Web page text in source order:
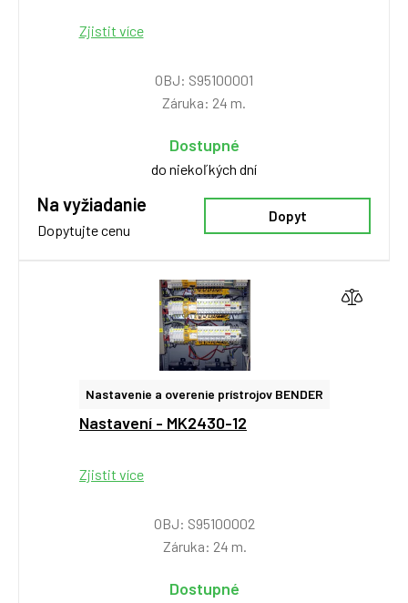
Zjistit více
OBJ: S95100001
Záruka: 24 m.
Dostupné
do niekoľkých dní
Na vyžiadanie
Dopytujte cenu
Dopyt
Nastavenie a overenie prístrojov BENDER
Nastavení - MK2430-12
Zjistit více
OBJ: S95100002
Záruka: 24 m.
Dostupné